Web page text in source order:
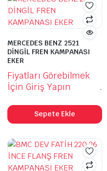
MERCEDES BENZ 2521
DİNGİL FREN KAMPANASI
EKER
Fiyatları Görebilmek
İçin Giriş Yapın
.
Sepete Ekle